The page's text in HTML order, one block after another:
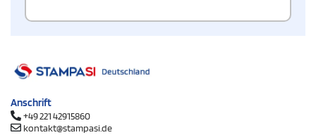
Anschrift
+49 221 42915860
kontakt@stampasi.de